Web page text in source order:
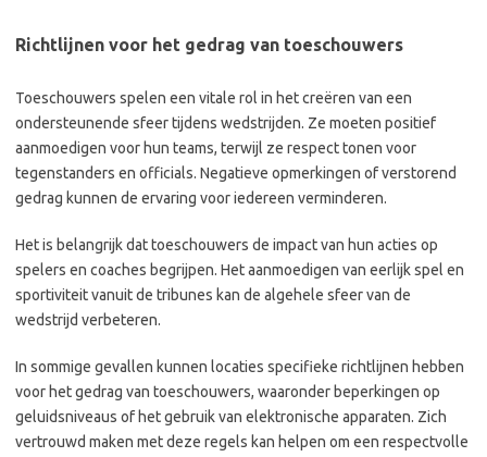
Richtlijnen voor het gedrag van toeschouwers
Toeschouwers spelen een vitale rol in het creëren van een
ondersteunende sfeer tijdens wedstrijden. Ze moeten positief
aanmoedigen voor hun teams, terwijl ze respect tonen voor
tegenstanders en officials. Negatieve opmerkingen of verstorend
gedrag kunnen de ervaring voor iedereen verminderen.
Het is belangrijk dat toeschouwers de impact van hun acties op
spelers en coaches begrijpen. Het aanmoedigen van eerlijk spel en
sportiviteit vanuit de tribunes kan de algehele sfeer van de
wedstrijd verbeteren.
In sommige gevallen kunnen locaties specifieke richtlijnen hebben
voor het gedrag van toeschouwers, waaronder beperkingen op
geluidsniveaus of het gebruik van elektronische apparaten. Zich
vertrouwd maken met deze regels kan helpen om een respectvolle